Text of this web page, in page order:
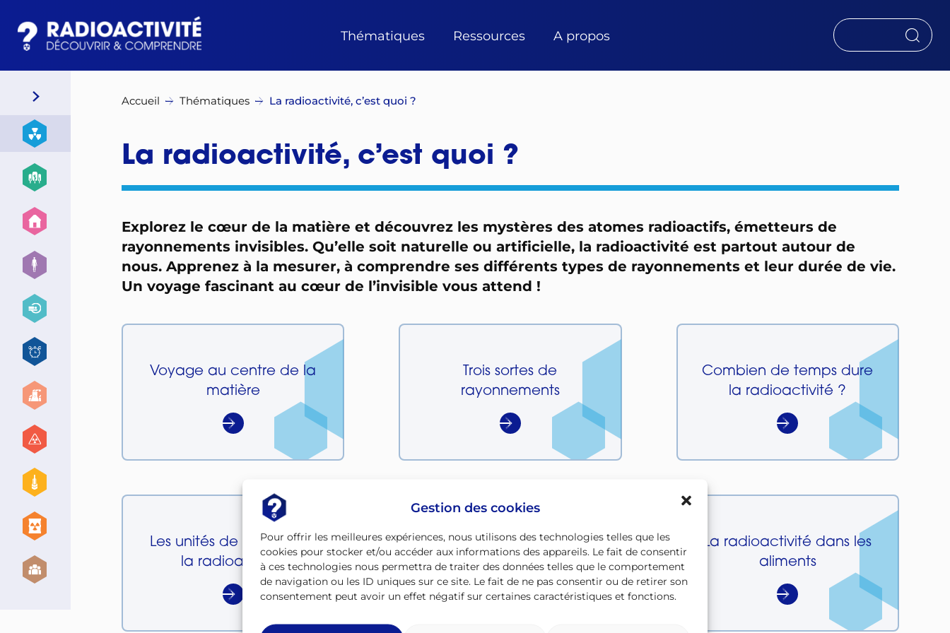
Gestion des cookies
Pour offrir les meilleures expériences, nous utilisons des technologies telles que les
cookies pour stocker et/ou accéder aux informations des appareils. Le fait de consentir
à ces technologies nous permettra de traiter des données telles que le comportement
de navigation ou les ID uniques sur ce site. Le fait de ne pas consentir ou de retirer son
consentement peut avoir un effet négatif sur certaines caractéristiques et fonctions.
Thématiques Ressources A propos
RECHERCHER
Accueil Thématiques La radioactivité, c’est quoi ?
La radioactivité, c’est quoi ?
Explorez le cœur de la matière et découvrez les mystères des atomes radioactifs, émetteurs de
rayonnements invisibles. Qu’elle soit naturelle ou artificielle, la radioactivité est partout autour de
nous. Apprenez à la mesurer, à comprendre ses différents types de rayonnements et leur durée de vie.
Un voyage fascinant au cœur de l’invisible vous attend !
Voyage au centre de la
matière
Trois sortes de
rayonnements
Combien de temps dure
la radioactivité ?
Les unités de mesure de
la radioactivité
Tous exposés
La radioactivité dans les
aliments